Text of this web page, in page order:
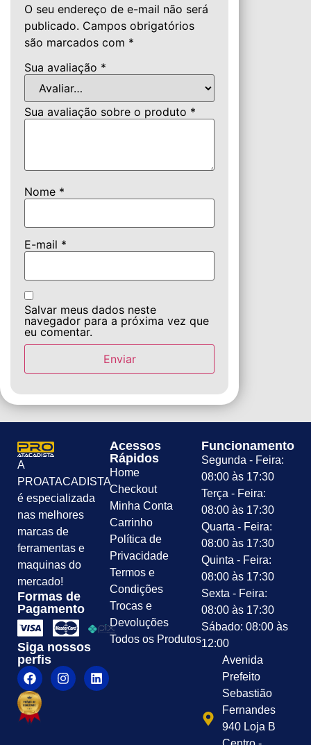
O seu endereço de e-mail não será
publicado. Campos obrigatórios
são marcados com *
Sua avaliação *
Sua avaliação sobre o produto *
Nome *
E-mail *
Salvar meus dados neste
navegador para a próxima vez que
eu comentar.
A
PROATACADISTA
é especializada
nas melhores
marcas de
ferramentas e
maquinas do
mercado!
Formas de
Pagamento
Siga nossos
perfis
Acessos
Rápidos
Home
Checkout
Minha Conta
Carrinho
Política de
Privacidade
Termos e
Condições
Trocas e
Devoluções
Todos os Produtos
Funcionamento
Segunda - Feira:
08:00 às 17:30
Terça - Feira:
08:00 às 17:30
Quarta - Feira:
08:00 às 17:30
Quinta - Feira:
08:00 às 17:30
Sexta - Feira:
08:00 às 17:30
Sábado: 08:00 às
12:00
Avenida
Prefeito
Sebastião
Fernandes
940 Loja B